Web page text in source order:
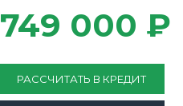
749 000 ₽
РАССЧИТАТЬ В КРЕДИТ